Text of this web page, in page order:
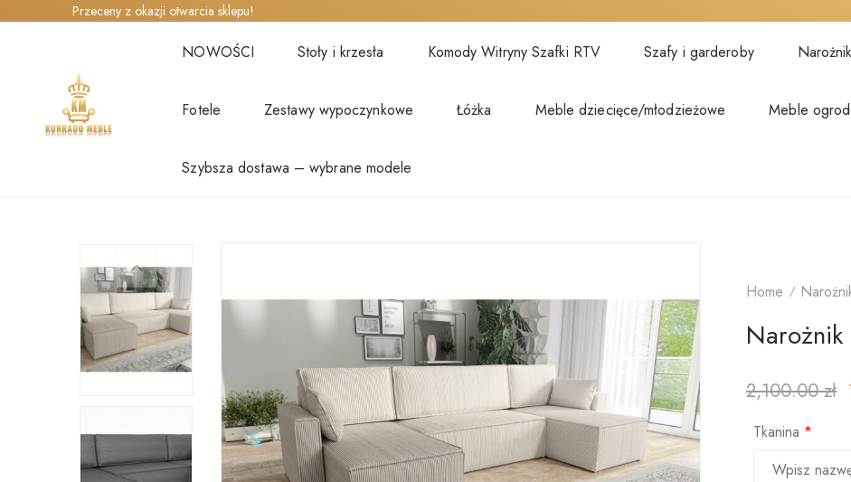
Przeceny z okazji otwarcia sklepu!
NOWOŚCI Stoły i krzesła Komody Witryny Szafki RTV Szafy i garderoby
Fotele Zestawy wypoczynkowe Łóżka Meble dziecięce/młodzieżowe Meble
Szybsza dostawa – wybrane modele
Home
Narożnik
2,100.00zł
Tkanina *